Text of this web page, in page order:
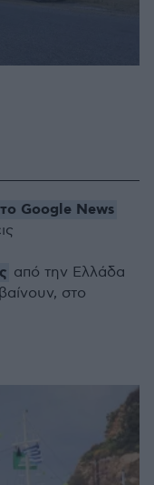
Google News
από την Ελλάδα
στο